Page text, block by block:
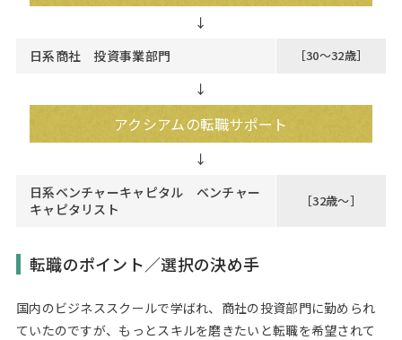
日系商社 投資事業部門 ［30～32歳］
↓
アクシアムの転職サポート
日系ベンチャーキャピタル ベンチャー
キャピタリスト
［32歳～］
転職のポイント／選択の決め手
国内のビジネススクールで学ばれ、商社の投資部門に勤められ
ていたのですが、もっとスキルを磨きたいと転職を希望されて